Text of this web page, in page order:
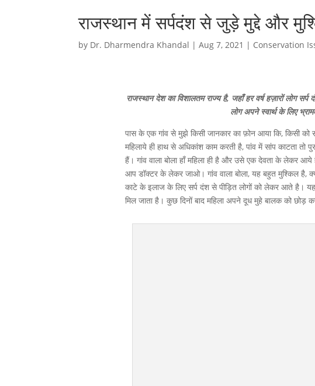
राजस्थान में सर्पदंश से जुड़े मुद्दे और
by Dr. Dharmendra Khandal |Aug 7, 2021 | Conservation
राजस्थान देश का विशालतम राज्य है, जहाँ हर वर्ष हज़ारों लोग
लोग अपने स्वार्थ के लिए
पास के एक गांव से मुझे किसी जानकार का फ़ोन आया कि, किसी को
महिलाये ही हाथ से अधिकांश काम करती है, पांव में सांप काटता
हैं। गांव वाला बोला हाँ महिला ही है और उसे एक देवता के लेकर
आप डॉक्टर के लेकर जाओ। गांव वाला बोला, यह बहुत मुश्किल है,
काटे के इलाज के लिए सर्प दंश से पीड़ित लोगों को लेकर आते है।
मिल जाता है। कुछ दिनों बाद महिला अपने दूध मुहे बालक को छोड़